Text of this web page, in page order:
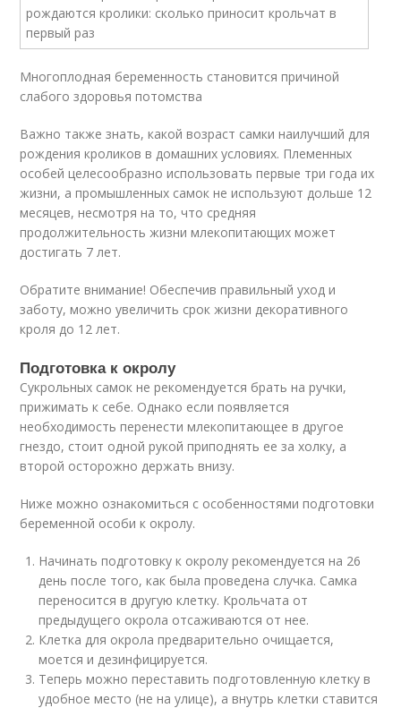
Многоплодная беременность становится причиной
слабого здоровья потомства
Важно также знать, какой возраст самки наилучший для
рождения кроликов в домашних условиях. Племенных
особей целесообразно использовать первые три года их
жизни, а промышленных самок не используют дольше 12
месяцев, несмотря на то, что средняя
продолжительность жизни млекопитающих может
достигать 7 лет.
Обратите внимание! Обеспечив правильный уход и
заботу, можно увеличить срок жизни декоративного
кроля до 12 лет.
Подготовка к окролу
Сукрольных самок не рекомендуется брать на ручки,
прижимать к себе. Однако если появляется
необходимость перенести млекопитающее в другое
гнездо, стоит одной рукой приподнять ее за холку, а
второй осторожно держать внизу.
Ниже можно ознакомиться с особенностями подготовки
беременной особи к окролу.
Начинать подготовку к окролу рекомендуется на 26
день после того, как была проведена случка. Самка
переносится в другую клетку. Крольчата от
предыдущего окрола отсаживаются от нее.
Клетка для окрола предварительно очищается,
моется и дезинфицируется.
Теперь можно переставить подготовленную клетку в
удобное место (не на улице), а внутрь клетки ставится